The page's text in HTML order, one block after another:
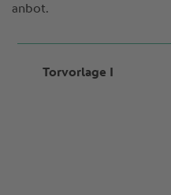
anbot.
Torvorlage I